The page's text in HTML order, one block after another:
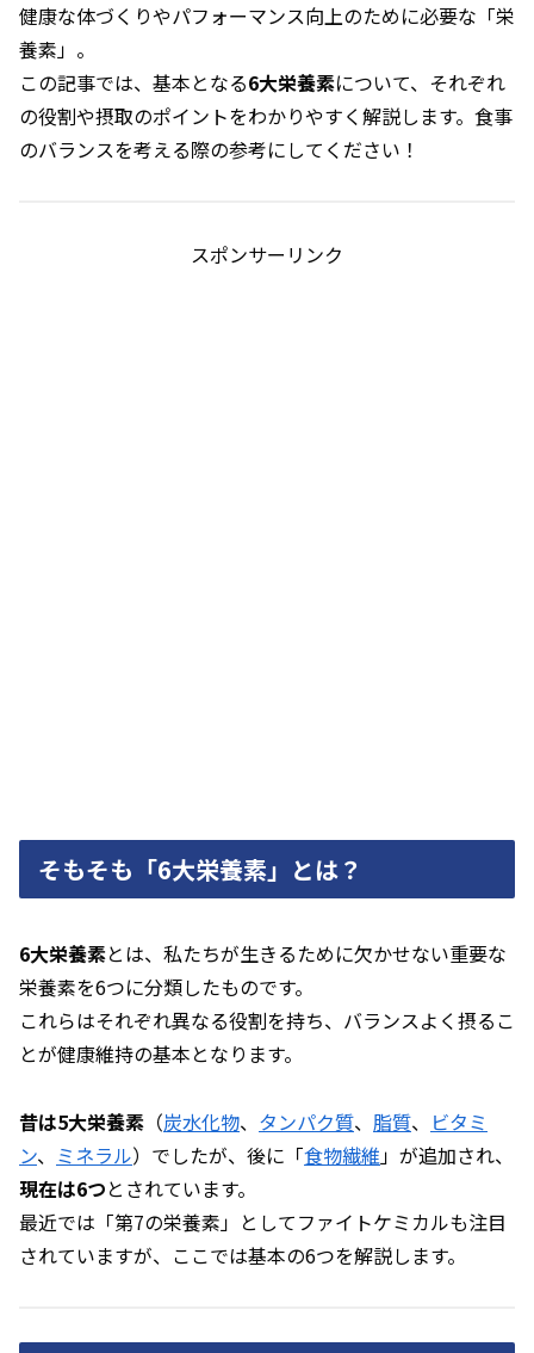
健康な体づくりやパフォーマンス向上のために必要な「栄
養素」。
この記事では、基本となる6大栄養素について、それぞれ
の役割や摂取のポイントをわかりやすく解説します。食事
のバランスを考える際の参考にしてください！
スポンサーリンク
そもそも「6大栄養素」とは？
6大栄養素とは、私たちが生きるために欠かせない重要な
栄養素を6つに分類したものです。
これらはそれぞれ異なる役割を持ち、バランスよく摂るこ
とが健康維持の基本となります。
昔は5大栄養素 （炭水化物、 タンパク質、 脂質、 ビタミ
ン、 ミネラル）でしたが、後に「食物繊維 」が追加され、
現在は6つとされています。
最近では「第7の栄養素」としてファイトケミカルも注目
されていますが、ここでは基本の6つを解説します。